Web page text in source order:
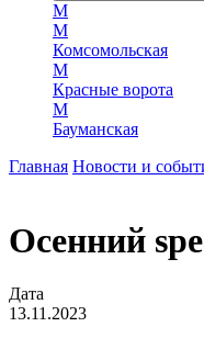
М
М
Комсомольская
М
Красные ворота
М
Бауманская
Главная Новости и
Осенний
Дата
13.11.2023